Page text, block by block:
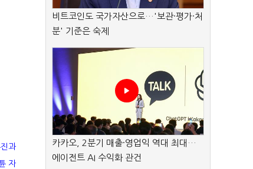
과
자
비트코인도 국가자산으로…'보관·평가·처
분' 기준은 숙제
카카오, 2분기 매출·영업익 역대 최대…
에이전트 AI 수익화 관건